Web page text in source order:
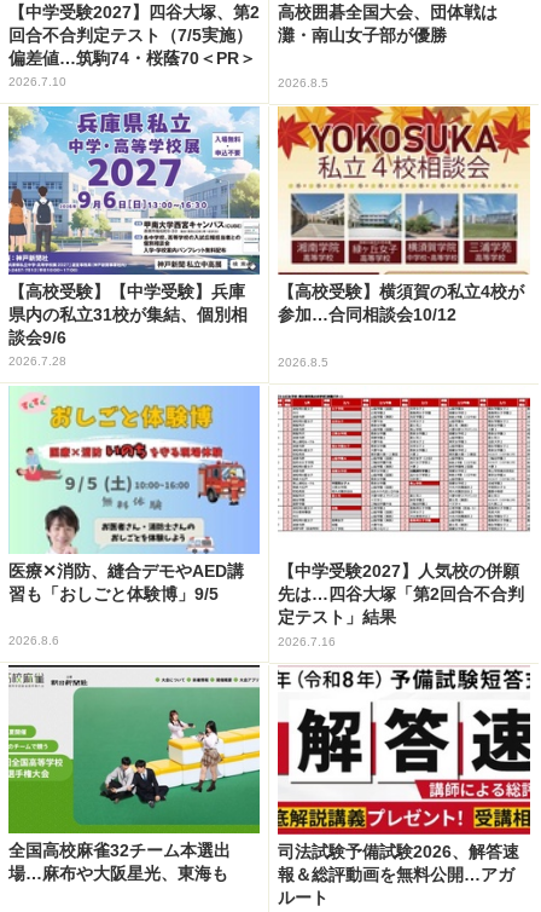
【中学受験2027】四谷大塚、第2
回合不合判定テスト（7/5実施）
偏差値…筑駒74・桜蔭70＜PR＞
2026.7.10
高校囲碁全国大会、団体戦は
灘・南山女子部が優勝
2026.8.5
【高校受験】【中学受験】兵庫
県内の私立31校が集結、個別相
談会9/6
2026.7.28
【高校受験】横須賀の私立4校が
参加…合同相談会10/12
2026.8.5
医療✕消防、縫合デモやAED講
習も「おしごと体験博」9/5
2026.8.6
【中学受験2027】人気校の併願
先は…四谷大塚「第2回合不合判
定テスト」結果
2026.7.16
全国高校麻雀32チーム本選出
場…麻布や大阪星光、東海も
司法試験予備試験2026、解答速
報＆総評動画を無料公開…アガ
ルート